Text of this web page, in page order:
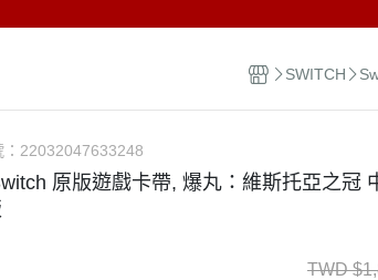
教學
SWITCH
22032047633248
原版遊戲卡帶, 爆丸：維斯托亞之冠
TWD $